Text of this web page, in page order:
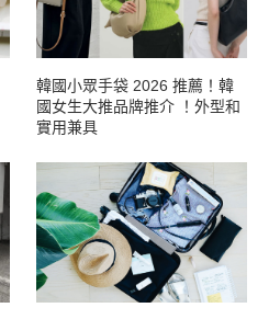
韓國小眾手袋 2026 推薦！韓
國女生大推品牌推介 ！外型和
實用兼具